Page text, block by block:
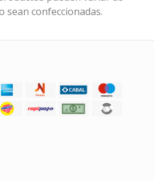
sean confeccionadas.